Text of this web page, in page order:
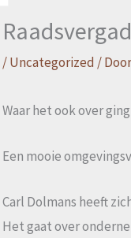
/Uncategorized /
Waar het ook over
Een mooie
Carl Dolmans heeft
Het gaat over